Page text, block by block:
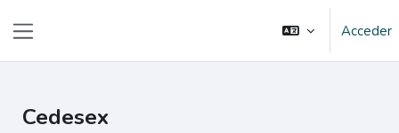
Acceder
Cedesex